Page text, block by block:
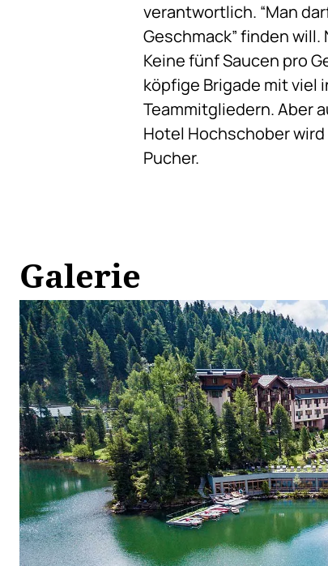
verantwortlich. “Man
Geschmack” finden
Keine fünf Saucen pro
köpfige Brigade mit
Teammitgliedern. Aber
Hotel Hochschober
Pucher.
Galerie